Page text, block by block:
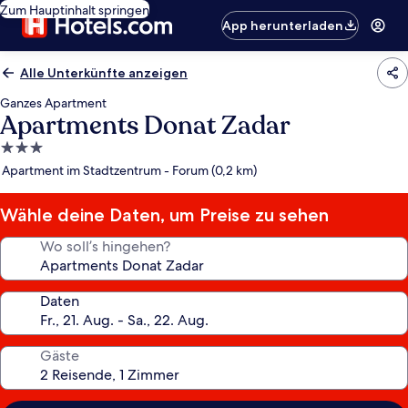
Zum Hauptinhalt springen
App herunterladen
Alle Unterkünfte anzeigen
Ganzes Apartment
Apartments Donat Zadar
3.0-
Sterne-
Apartment im Stadtzentrum - Forum (0,2 km)
Wähle deine Daten, um Preise zu sehen
Wo soll’s hingehen?
Daten
Gäste